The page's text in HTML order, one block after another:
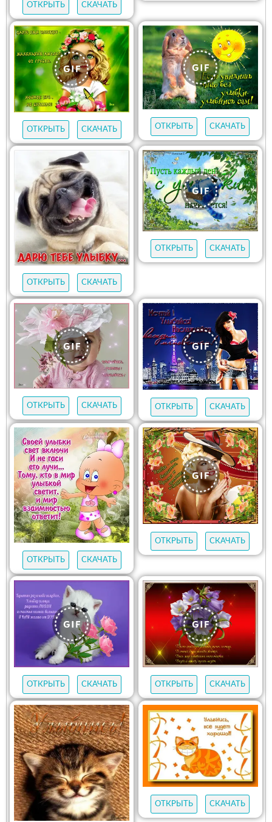
ОТКРЫТЬ СКАЧАТЬ
ОТКРЫТЬ СКАЧАТЬ ОТКРЫТЬ СКАЧАТЬ
ОТКРЫТЬ СКАЧАТЬ
ОТКРЫТЬ СКАЧАТЬ
ОТКРЫТЬ СКАЧАТЬ ОТКРЫТЬ СКАЧАТЬ
ОТКРЫТЬ СКАЧАТЬ
ОТКРЫТЬ СКАЧАТЬ
ОТКРЫТЬ СКАЧАТЬ ОТКРЫТЬ СКАЧАТЬ
ОТКРЫТЬ СКАЧАТЬ